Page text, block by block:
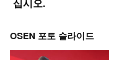
OSEN 포토 슬라이드